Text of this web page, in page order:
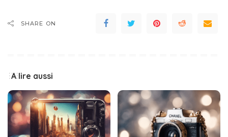
SHARE ON
A lire aussi